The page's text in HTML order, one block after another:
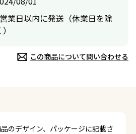
業日以内に発送（休業日を除
この商品について問い合わせる
のデザイン、パッケージに記載さ